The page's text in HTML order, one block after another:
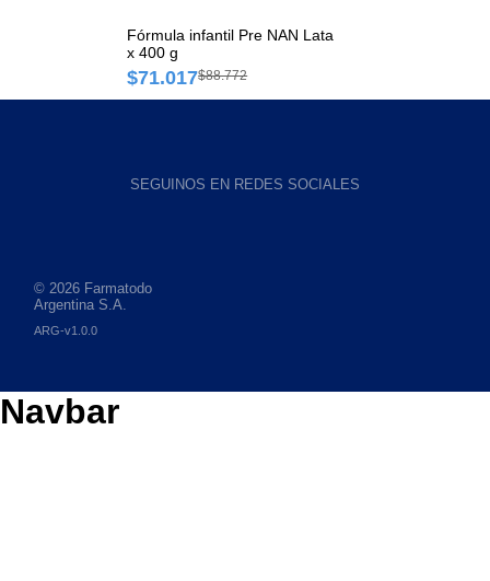
Fórmula infantil Pre NAN Lata
x 400 g
$71.017$88.772
SEGUINOS EN REDES SOCIALES
© 2026 Farmatodo
Argentina S.A.
ARG-v1.0.0
Navbar